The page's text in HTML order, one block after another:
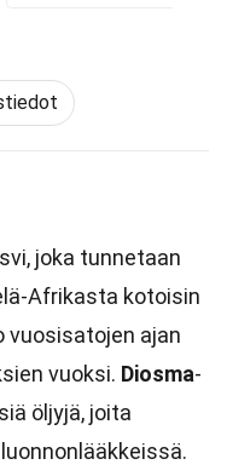
joka tunnetaan
Afrikasta kotoisin
vuosisatojen ajan
vuoksi. Diosma-
öljyjä, joita